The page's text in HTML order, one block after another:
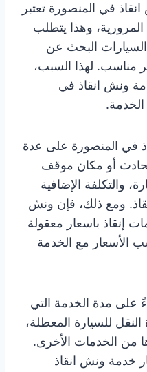
في المنصورة تعتبر
وهذا يتطلب
البحث عن
مناسب. لهذا السبب،
ونش انقاذ في
في المنصورة على عدة
أو مكان موقف
والتكلفة الإضافية
ومع ذلك، فإن ونش
إنقاذ باسعار معقولة
الأسعار مع الخدمة
على مدة الخدمة التي
للسيارة المعطلة،
من الخدمات الأخرى.
خدمة ونش انقاذ